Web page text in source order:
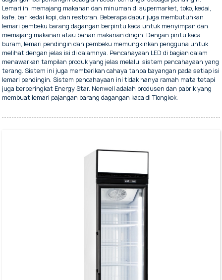
Lemari ini memajang makanan dan minuman di supermarket, toko, kedai,
kafe, bar, kedai kopi, dan restoran. Beberapa dapur juga membutuhkan
lemari pembeku barang dagangan berpintu kaca untuk menyimpan dan
memajang makanan atau bahan makanan dingin. Dengan pintu kaca
buram, lemari pendingin dan pembeku memungkinkan pengguna untuk
melihat dengan jelas isi di dalamnya. Pencahayaan LED di bagian dalam
menawarkan tampilan produk yang jelas melalui sistem pencahayaan yang
terang. Sistem ini juga memberikan cahaya tanpa bayangan pada setiap isi
lemari pendingin. Sistem pencahayaan ini tidak hanya ramah mata tetapi
juga berperingkat Energy Star. Nenwell adalah produsen dan pabrik yang
membuat lemari pajangan barang dagangan kaca di Tiongkok.